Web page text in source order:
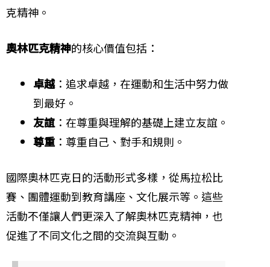
克精神。
奧林匹克精神的核心價值包括：
卓越：追求卓越，在運動和生活中努力做
到最好。
友誼：在尊重與理解的基礎上建立友誼。
尊重 ：尊重自己、對手和規則。
國際奧林匹克日的活動形式多樣，從馬拉松比
賽、團體運動到教育講座、文化展示等。這些
活動不僅讓人們更深入了解奧林匹克精神，也
促進了不同文化之間的交流與互動。